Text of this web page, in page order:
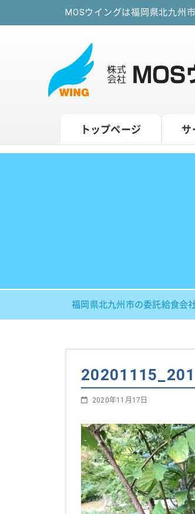
MOSウイングは福岡県北九州
トップページ サ
福岡県北九州市の委託給食会
2020年11月17日